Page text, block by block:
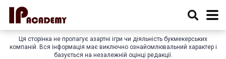
Ця сторінка не пропагує азартні ігри чи діяльність букмекерських
компаній. Вся інформація має виключно ознайомлювальний характер і
базується на незалежній оцінці редакції.